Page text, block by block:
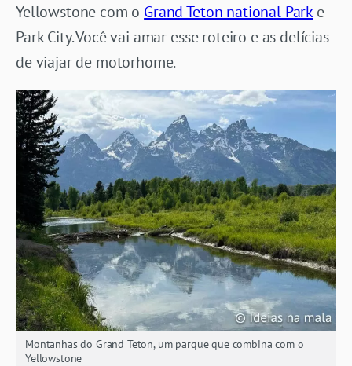
Yellowstone com o Grand Teton national Park e
Park City. Você vai amar esse roteiro e as delícias
de viajar de motorhome.
Montanhas do Grand Teton, um parque que combina com o
Yellowstone